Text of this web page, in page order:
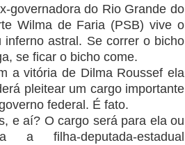
governadora do Rio Grande do
Wilma de Faria (PSB) vive o
inferno astral. Se correr o bicho
se ficar o bicho come.
a vitória de Dilma Roussef ela
pleitear um cargo importante
federal. É fato.
e aí? O cargo será para ela ou
a filha-deputada-estadual